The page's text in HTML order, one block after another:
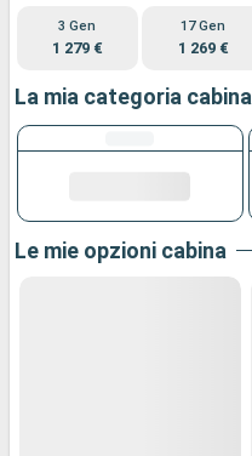
3 Gen
1 279 €
17 Gen
1 269 €
La mia categoria cabina
Le mie opzioni cabina